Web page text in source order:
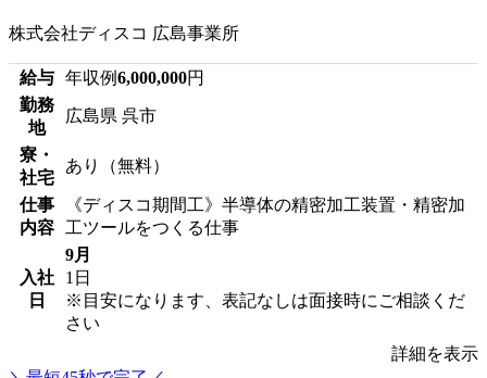
株式会社ディスコ 広島事業所
給与 年収例6,000,000円
勤務
地
広島県 呉市
寮・
社宅
あり（無料）
仕事
内容
《ディスコ期間工》半導体の精密加工装置・精密加
工ツールをつくる仕事
入社
日
9月
1日
※目安になります、表記なしは面接時にご相談くだ
さい
詳細を表示